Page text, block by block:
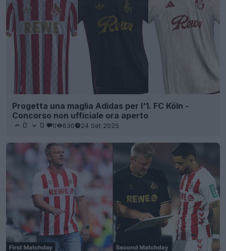
Progetta una maglia Adidas per l'1. FC Köln -
Concorso non ufficiale ora aperto
0 0 0 630 24 Set 2025